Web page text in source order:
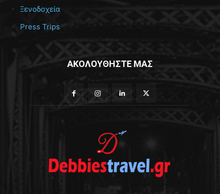
Ξενοδοχεία
Press Trips
ΑΚΟΛΟΥΘΗΣΤΕ ΜΑΣ